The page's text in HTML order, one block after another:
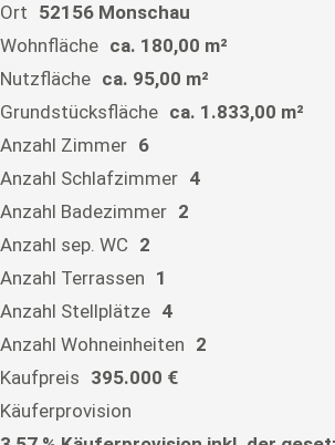
Ort 52156 Monschau
Wohnfläche ca. 180,00 m²
Nutzfläche ca. 95,00 m²
Grundstücksfläche ca. 1.833,00 m²
Anzahl Zimmer 6
Anzahl Schlafzimmer 4
Anzahl Badezimmer 2
Anzahl sep. WC 2
Anzahl Terrassen 1
Anzahl Stellplätze 4
Anzahl Wohneinheiten 2
Kaufpreis 395.000 €
Käuferprovision